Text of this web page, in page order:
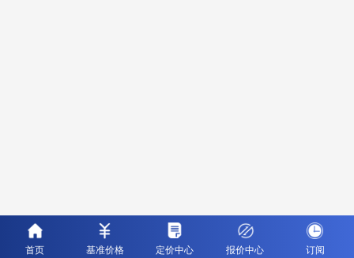
首页 基准价格 定价中心 报价中心 订阅